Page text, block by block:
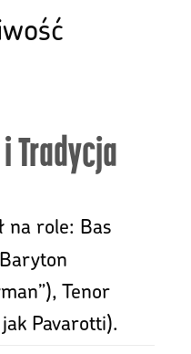
na role: Bas
Tenor
Pavarotti).